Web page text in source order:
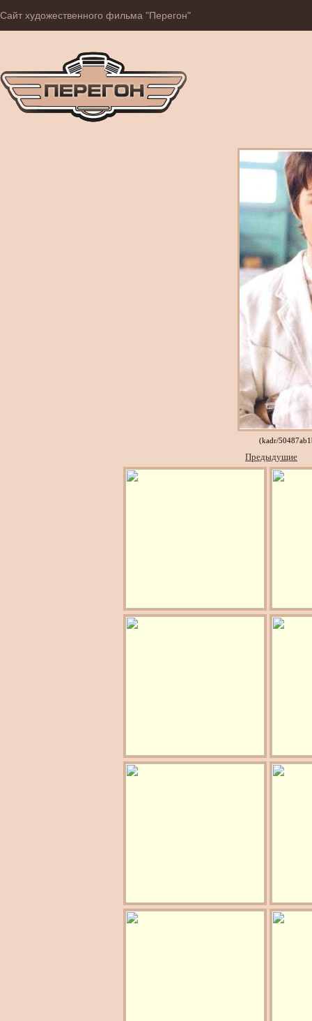
Сайт художественного фильма "Перегон"
(kadr/
Предыдущие